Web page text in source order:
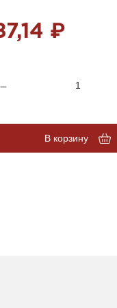
₽
В корзину